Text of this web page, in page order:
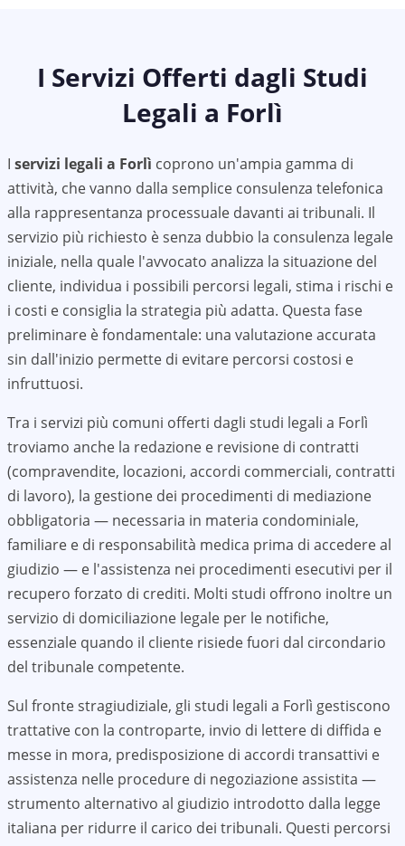
I Servizi Offerti dagli Studi
Legali a Forlì
I servizi legali a Forlì coprono un'ampia gamma di
attività, che vanno dalla semplice consulenza telefonica
alla rappresentanza processuale davanti ai tribunali. Il
servizio più richiesto è senza dubbio la consulenza legale
iniziale, nella quale l'avvocato analizza la situazione del
cliente, individua i possibili percorsi legali, stima i rischi e
i costi e consiglia la strategia più adatta. Questa fase
preliminare è fondamentale: una valutazione accurata
sin dall'inizio permette di evitare percorsi costosi e
infruttuosi.
Tra i servizi più comuni offerti dagli studi legali a Forlì
troviamo anche la redazione e revisione di contratti
(compravendite, locazioni, accordi commerciali, contratti
di lavoro), la gestione dei procedimenti di mediazione
obbligatoria — necessaria in materia condominiale,
familiare e di responsabilità medica prima di accedere al
giudizio — e l'assistenza nei procedimenti esecutivi per il
recupero forzato di crediti. Molti studi offrono inoltre un
servizio di domiciliazione legale per le notifiche,
essenziale quando il cliente risiede fuori dal circondario
del tribunale competente.
Sul fronte stragiudiziale, gli studi legali a Forlì gestiscono
trattative con la controparte, invio di lettere di diffida e
messe in mora, predisposizione di accordi transattivi e
assistenza nelle procedure di negoziazione assistita —
strumento alternativo al giudizio introdotto dalla legge
italiana per ridurre il carico dei tribunali. Questi percorsi